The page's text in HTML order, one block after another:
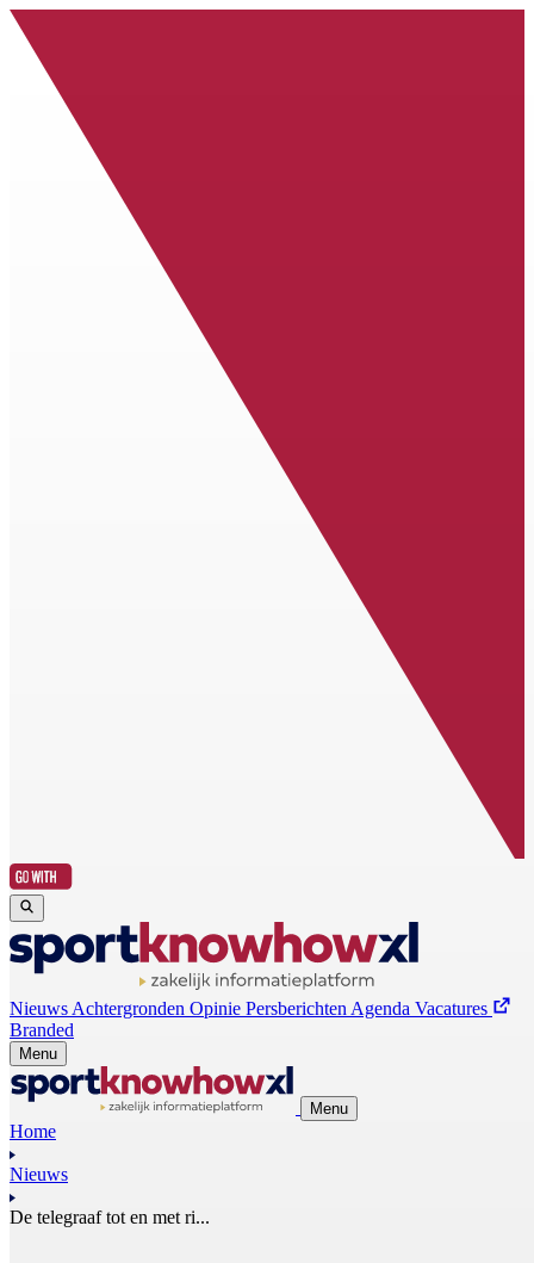
Nieuws Achtergronden Opinie Persberichten Agenda Vacatures
Branded
Menu
Menu
Home
Nieuws
De telegraaf tot en met ri...